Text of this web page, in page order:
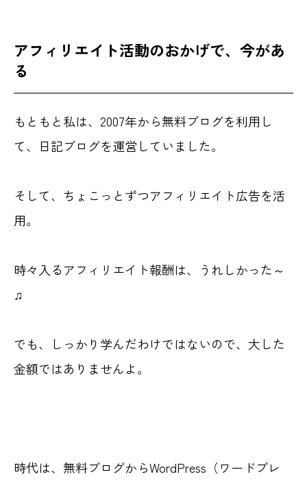
アフィリエイト活動のおかげで、今があ
る
もともと私は、2007年から無料ブログを利用し
て、日記ブログを運営していました。
そして、ちょこっとずつアフィリエイト広告を活
用。
時々入るアフィリエイト報酬は、うれしかった～
♫
でも、しっかり学んだわけではないので、大した
金額ではありませんよ。
時代は、無料ブログからWordPress（ワードプレ